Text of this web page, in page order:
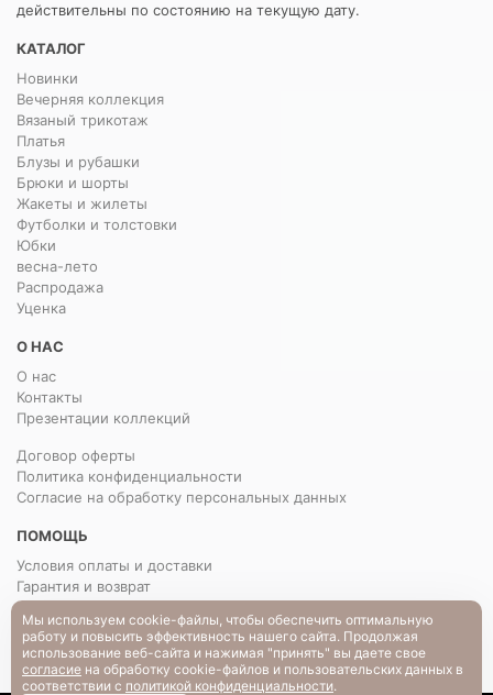
действительны по состоянию на текущую дату.
КАТАЛОГ
Новинки
Вечерняя коллекция
Вязаный трикотаж
Платья
Блузы и рубашки
Брюки и шорты
Жакеты и жилеты
Футболки и толстовки
Юбки
весна-лето
Распродажа
Уценка
О НАС
О нас
Контакты
Презентации коллекций
Договор оферты
Политика конфиденциальности
Согласие на обработку персональных данных
ПОМОЩЬ
Условия оплаты и доставки
Гарантия и возврат
РАЗМЕРНАЯ СЕТКА
Вопрос-ответ
Мы используем cookie-файлы, чтобы обеспечить оптимальную
работу и повысить эффективность нашего сайта. Продолжая
использование веб-сайта и нажимая "принять" вы даете свое
согласие на обработку cookie-файлов и пользовательских данных в
соответствии с политикой конфиденциальности.